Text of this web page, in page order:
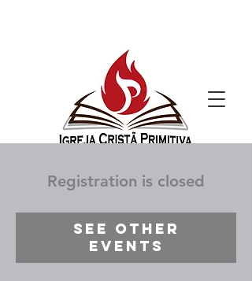
Registration is closed
See other
events